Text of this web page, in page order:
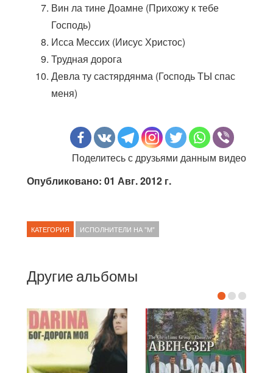
Вин ла тине Доамне (Прихожу к тебе
Господь)
Исса Мессих (Иисус Христос)
Трудная дорога
Девла ту састярдянма (Господь ТЫ спас
меня)
Поделитесь с друзьями данным видео
Опубликовано: 01 Авг. 2012 г.
КАТЕГОРИЯ ИСПОЛНИТЕЛИ НА "М"
Другие альбомы